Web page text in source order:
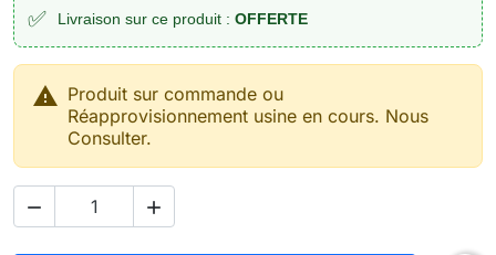
✅ Livraison sur ce produit : OFFERTE
 Produit sur commande ou
Réapprovisionnement usine en cours. Nous
Consulter.
 